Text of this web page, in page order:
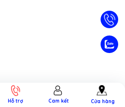
TRA CỨU
HÀNH
Hỗ trợ Cam kết Cửa hàng